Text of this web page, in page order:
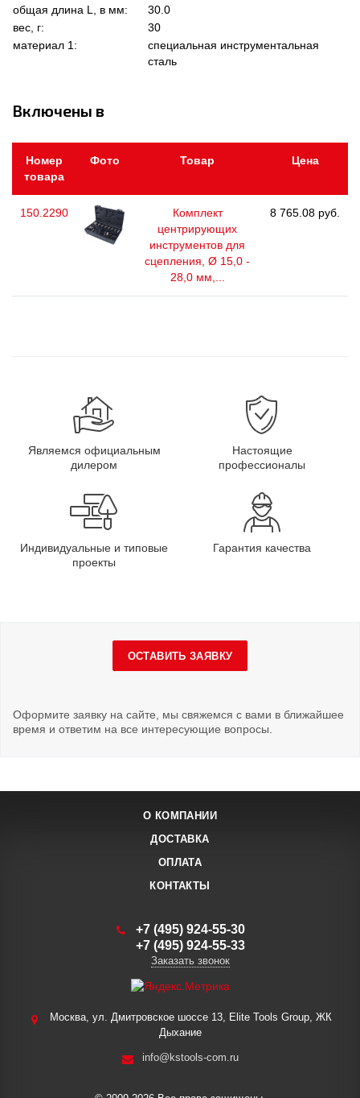
общая длина L, в мм:
30.0
вес, г:
30
материал 1:
специальная инструментальная
сталь
Включены в
Номер
товара
Фото Товар Цена
150.2290
Комплект
центрирующих
инструментов для
сцепления, Ø 15,0 -
28,0 мм,...
8 765.08 руб.
Являемся официальным
дилером
Настоящие
профессионалы
Индивидуальные и типовые
проекты
Гарантия качества
ОСТАВИТЬ ЗАЯВКУ
Оформите заявку на сайте, мы свяжемся с вами в ближайшее
время и ответим на все интересующие вопросы.
О КОМПАНИИ
ДОСТАВКА
ОПЛАТА
КОНТАКТЫ
+7 (495) 924-55-30
+7 (495) 924-55-33
Заказать звонок
Москва, ул. Дмитровское шоссе 13, Elite Tools Group, ЖК
Дыхание
info@kstools-com.ru